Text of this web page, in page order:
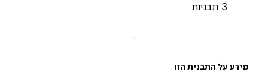
על התבנית הזו